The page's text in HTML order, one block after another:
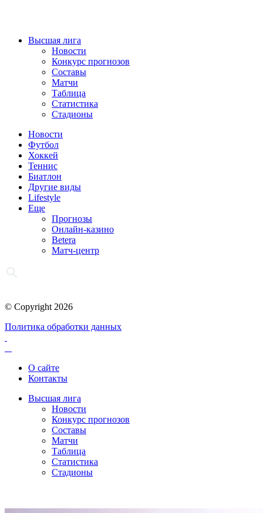
Высшая лига
Новости
Конкурс прогнозов
Составы
Матчи
Таблица
Статистика
Стадионы
Новости
Футбол
Хоккей
Теннис
Биатлон
Другие виды
Lifestyle
Еще
Прогнозы
Онлайн-казино
Betera
Матч-центр
© Copyright 2026
Политика обработки данных
О сайте
Контакты
Высшая лига
Новости
Конкурс прогнозов
Составы
Матчи
Таблица
Статистика
Стадионы